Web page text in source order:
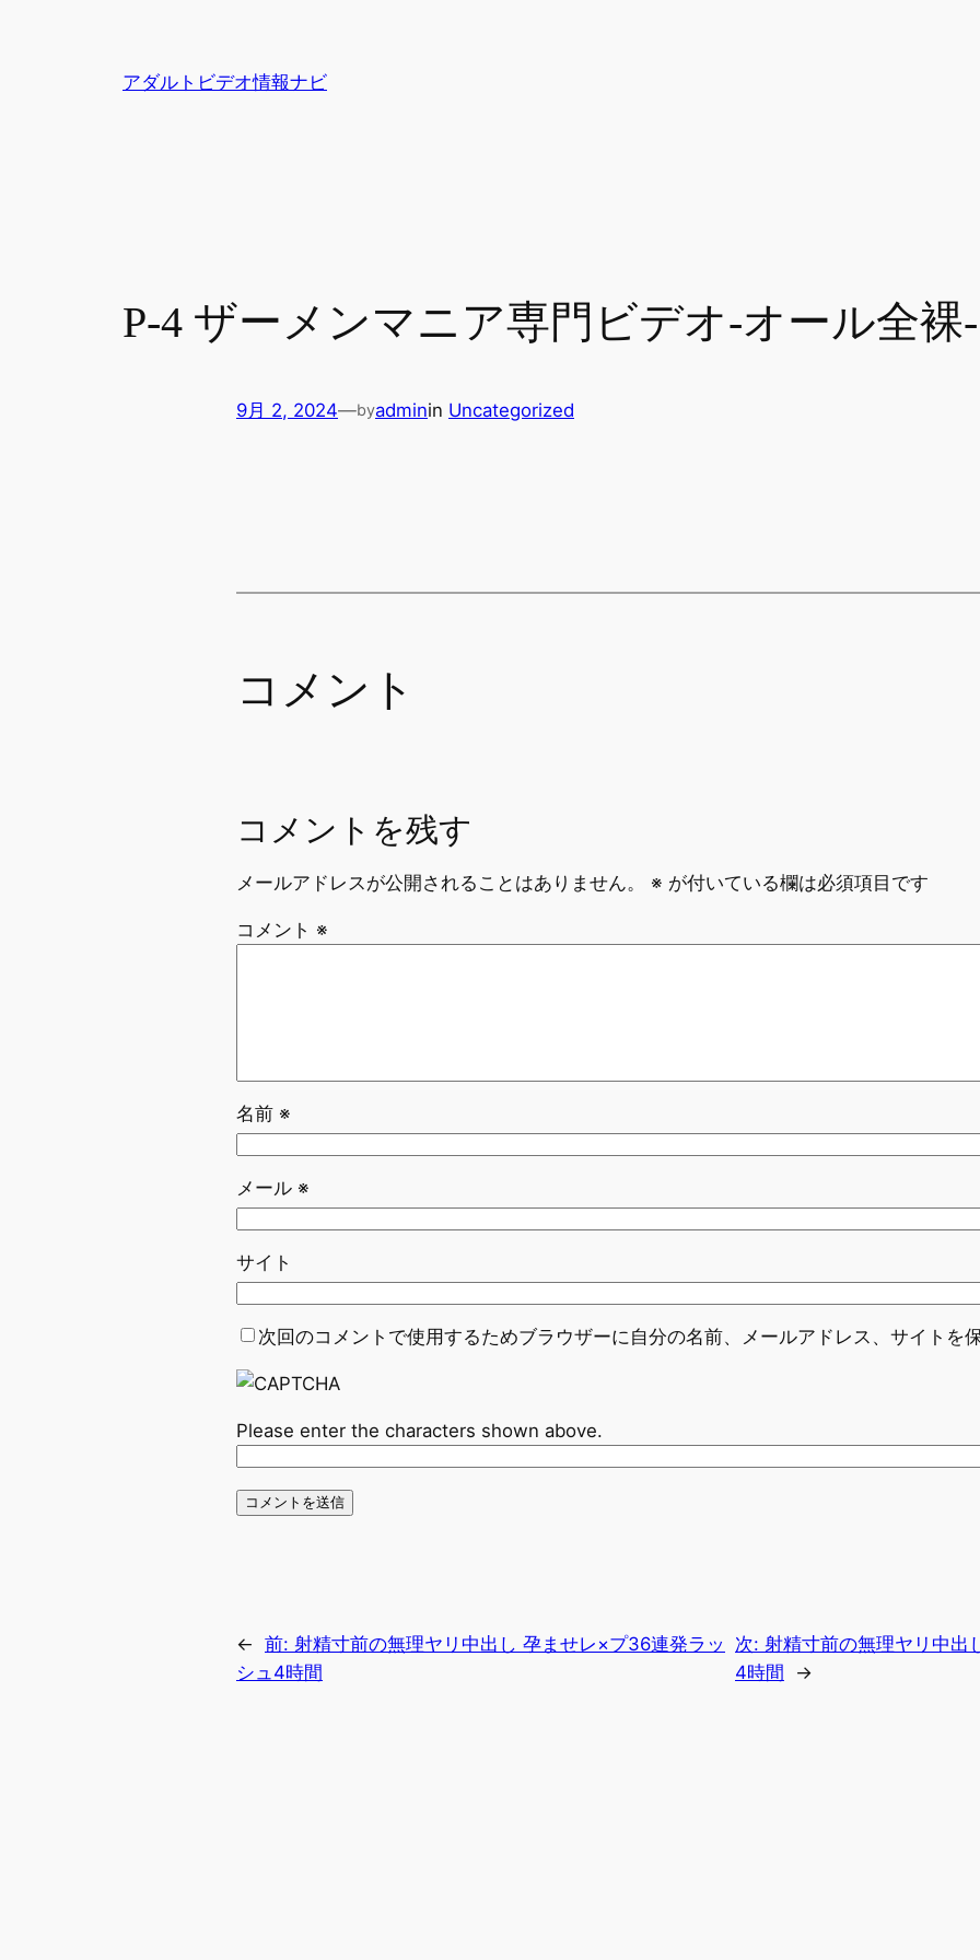
アダルトビデオ情報ナビ
P-4 ザーメンマニア専門ビデオ-オール全裸-
9月 2, 2024—byadminin Uncategorized
コメント
コメントを残す
メールアドレスが公開されることはありません。 ※ が付いている欄は必須項目です
コメント ※
名前 ※
メール ※
サイト
次回のコメントで使用するためブラウザーに自分の名前、メールアドレス、サイトを保
Please enter the characters shown above.
← 前: 射精寸前の無理ヤリ中出し 孕ませレ×プ36連発ラッ
シュ4時間
次: 射精寸前の無理ヤリ中出
4時間
→